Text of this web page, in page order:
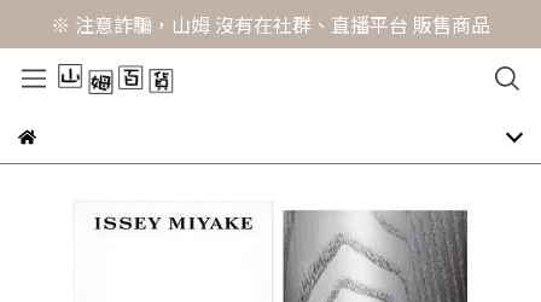
※ 注意詐騙，山姆 沒有在社群、直播平台 販售商品